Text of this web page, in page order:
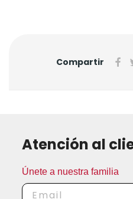
Compartir
Atención al
Únete a nuestra familia